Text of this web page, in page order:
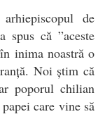
de
spus că ”aceste
inima noastră o
Noi știm că
poporul chilian
care vine să